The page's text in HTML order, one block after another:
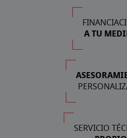
A TU
SERVICIO